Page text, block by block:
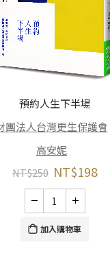
預約人生下半場
團法人台灣更生保護會
高安妮
NT$250 NT$198
加入購物車